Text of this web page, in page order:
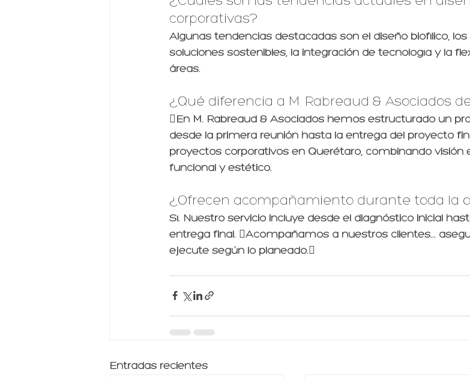
corporativas?
Algunas tendencias destacadas son el diseño biofílico,
soluciones sostenibles, la integración de tecnología y la
áreas.
¿Qué diferencia a M. Rabreaud & Asociados
En M. Rabreaud & Asociados hemos estructurado un
desde la primera reunión hasta la entrega del proyecto
proyectos corporativos en Querétaro, combinando visión
funcional y estético.
¿Ofrecen acompañamiento durante toda la
Sí. Nuestro servicio incluye desde el diagnóstico inicial
entrega final. Acompañamos a nuestros clientes...
ejecute según lo planeado.
Entradas recientes